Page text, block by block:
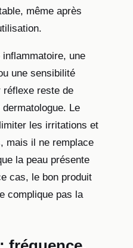
même après
inflammatoire, une
une sensibilité
réflexe reste de
Le
les irritations et
mais il ne remplace
la peau présente
cas, le bon produit
complique pas la